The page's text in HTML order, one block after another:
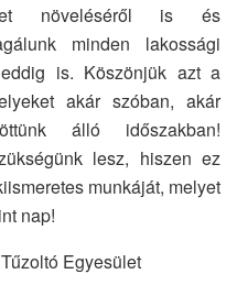
növeléséről is és
minden lakossági
is. Köszönjük azt a
akár szóban, akár
álló időszakban!
lesz, hiszen ez
munkáját, melyet
nap!
Egyesület